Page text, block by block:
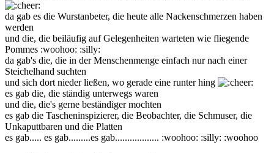
da gab es die Wurstanbeter, die heute alle Nackenschmerzen haben
werden
und die, die beiläufig auf Gelegenheiten warteten wie fliegende
Pommes :woohoo: :silly:
da gab's die, die in der Menschenmenge einfach nur nach einer
Steichelhand suchten
und sich dort nieder ließen, wo gerade eine runter hing
es gab die, die ständig unterwegs waren
und die, die's gerne beständiger mochten
es gab die Tascheninspizierer, die Beobachter, die Schmuser, die
Unkaputtbaren und die Platten
es gab..... es gab.........es gab.................. :woohoo: :silly: :woohoo